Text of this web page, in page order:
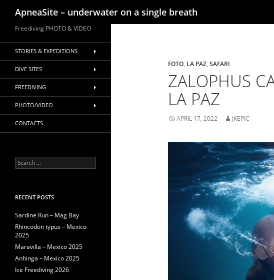
to
content
ApneaSite – underwater on a single breath
FOTO LA PAZ SAFARI
ZALOPHUS
LA PAZ
APRIL 17, 2022 JKEPIC
Freediving PHOTO & VIDEO
STORIES & EXPEDITIONS
DIVE SITES
FREEDIVING
PHOTO/VIDEO
CONTACTS
Search
for:
RECENT POSTS
Sardine Run – Mag Bay
Rhincodon typus – Mexico
2025
Maravilla – Mexico 2025
Anhinga – Mexico 2025
Ice Freediving 2026